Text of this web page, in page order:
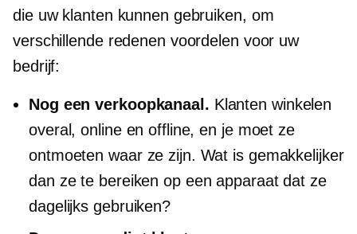
die uw klanten kunnen gebruiken, om
verschillende redenen voordelen voor uw
bedrijf:
Nog een verkoopkanaal. Klanten winkelen
overal, online en offline, en je moet ze
ontmoeten waar ze zijn. Wat is gemakkelijker
dan ze te bereiken op een apparaat dat ze
dagelijks gebruiken?